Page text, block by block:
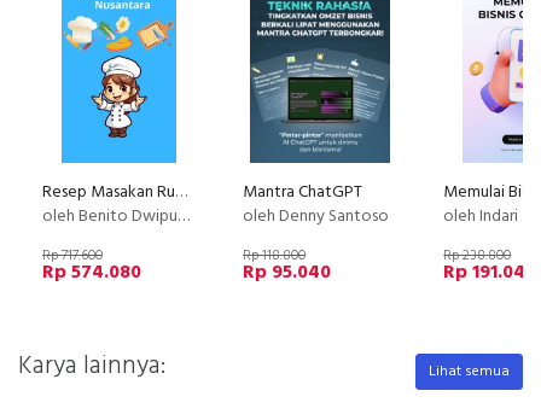
Resep Masakan Rumahan Anti Gagal Layak Jualan
oleh Benito Dwiputra
Rp 717.600
Rp 574.080
Mantra ChatGPT
oleh Denny Santoso
Rp 118.800
Rp 95.040
Memulai
oleh Indari
Rp 238.800
Rp 191.040
Karya lainnya: Lihat semua